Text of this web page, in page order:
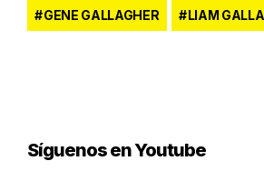
GENE GALLAGHER LIAM
Síguenos en Youtube